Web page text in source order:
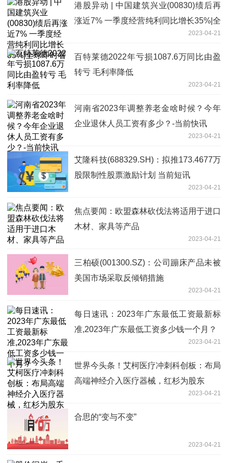
港股异动 | 中国建筑兴业(00830)绩后再
涨近7% 一季度经营纯利同比增长35%|全
2023-04-21
百特莱德2022年亏损1087.6万同比由盈
转亏 毛利率降低
2023-04-21
河南省2023年调整养老金啥时候？今年
企业退休人员工资有多少？-当前快讯
2023-04-21
艾隆科技(688329.SH)：拟推173.4677万
股限制性股票激励计划 当前短讯
2023-04-21
焦点要闻：欧盟森林砍伐法将适用于进口
木材、家具等产品
2023-04-21
三柏硕(001300.SZ)：公司蹦床产品未被
美国市场采取反倾销措施
2023-04-21
每日速讯：2023年广东最低工资最新标
准,2023年广东最低工资多少钱一个月？
2023-04-21
世界今头条！艾柯医疗冲刺科创板：布局
高端神经介入医疗器械，红杉为股东
2023-04-21
合思的“变与不变”
2023-04-21